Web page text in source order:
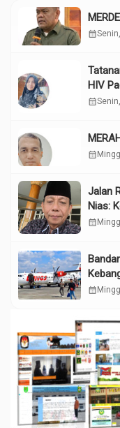
calendar_month
HIV
calendar_month
calendar_month
Jalan
Nias:
calendar_month
calendar_month